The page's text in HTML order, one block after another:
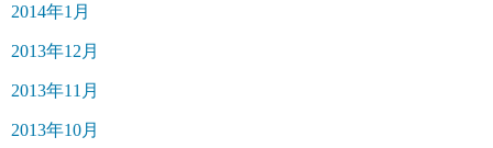
2014年1月
2013年12月
2013年11月
2013年10月